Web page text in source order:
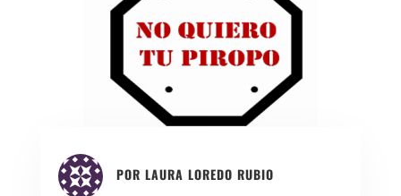
POR LAURA LOREDO RUBIO